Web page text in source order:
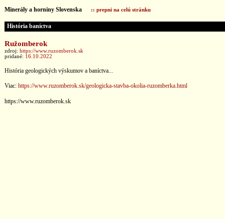
Minerály a horniny Slovenska :: prepni na celú stránku
História baníctva
Ružomberok
zdroj: https://www.ruzomberok.sk
pridané: 16.10.2022
História geologických výskumov a baníctva...
Viac: https://www.ruzomberok.sk/geologicka-stavba-okolia-ruzomberka.html
https://www.ruzomberok.sk